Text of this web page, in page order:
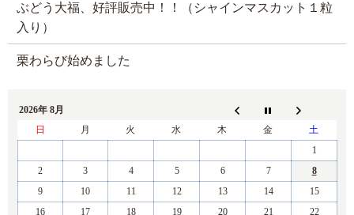
ぶどう大福、好評販売中！！（シャインマスカット１粒
入り）
栗わらび始めました
2026年 8月
日
月 火 水 木 金
土
1
2
3 4 5 6 7
8
9
10 11 12 13 14
15
16
17 18 19 20 21
22